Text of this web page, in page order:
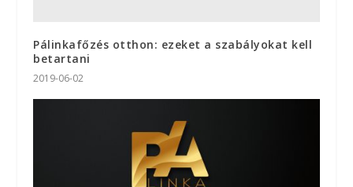
Pálinkafőzés otthon: ezeket a szabályokat kell
betartani
2019-06-02